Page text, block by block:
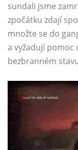
sundali jsme
zpočátku zdají
množte se do
a vyžadují pomoc
bezbranném